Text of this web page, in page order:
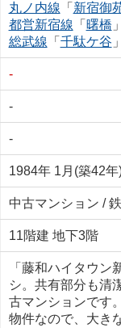
丸ノ内線 「 新宿御
都営新宿線 「 曙橋
総武線 「 千駄ケ谷
-
-
-
1984年 1月(築42年
中古マンション /
11階建 地下3階
「藤和ハイタウン
シ。共有部分も清
古マンションです
物件なので、大き